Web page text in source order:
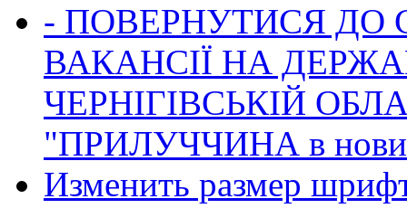
- ПОВЕРНУТИСЯ ДО
ВАКАНСІЇ НА
ЧЕРНІГІВСЬКІЙ
"ПРИЛУЧЧИНА в
Изменить размер